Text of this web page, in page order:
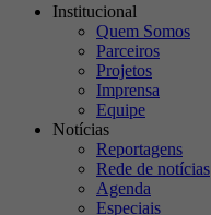
Institucional
Quem Somos
Parceiros
Projetos
Imprensa
Equipe
Notícias
Reportagens
Rede de notícias
Agenda
Especiais